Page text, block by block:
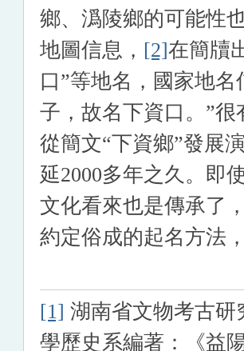
鄉、潙陵鄉的可能性
地圖信息， [2]在簡牘
口”等地名，國家地
子，故名下資口。”
從簡文“下資鄉”發展
延2000多年之久。即
文化看來也是傳承了
約定俗成的起名方法
[1] 湖南省文物考古
學歷史系編著：《益